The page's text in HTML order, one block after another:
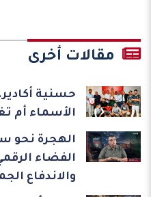
مقالات أخرى
حسنية
الأسماء أم
الهجرة نحو
الفضاء
والاندفاع